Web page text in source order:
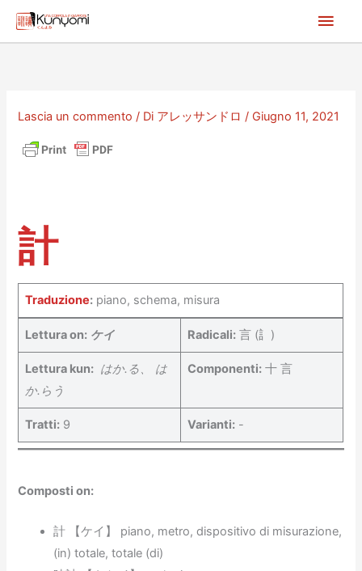
Lascia un commento / Di アレッサンドロ/ Giugno 11, 2021
計
Traduzione:piano, schema, misura
Lettura on: ケイ Radicali:言 (訁)
Lettura kun: はか.る、 は
か.らう
Componenti:十 言
Tratti:9 Varianti:-
Composti on:
計 【ケイ】 piano, metro, dispositivo di misurazione,
(in) totale, totale (di)